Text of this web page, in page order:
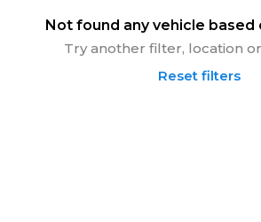
Not found any vehicle based
Try another filter, location
Reset filters